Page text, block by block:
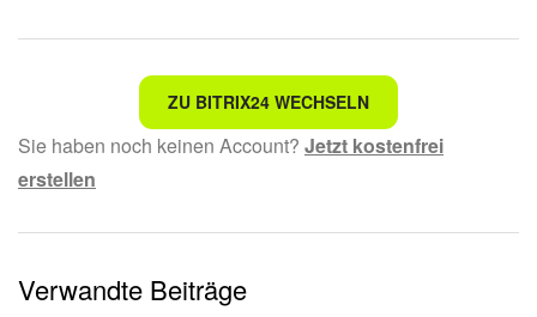
Nicht das, wonach ich suche.
Kompliziert und unverständlich formuliert.
Mir gefällt nicht, wie das Tool funktioniert.
ZU BITRIX24 WECHSELN
Sie haben noch keinen Account? Jetzt kostenfrei
erstellen
Verwandte Beiträge